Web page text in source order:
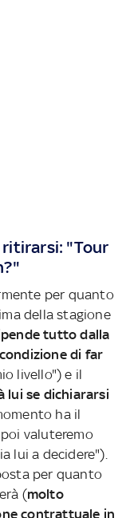
ritirarsi: "Tour
per quanto
della stagione
tutto dalla
di far
livello") e il
lui se dichiararsi
ha il
valuteremo
lui a decidere").
per quanto
(molto
contrattuale in